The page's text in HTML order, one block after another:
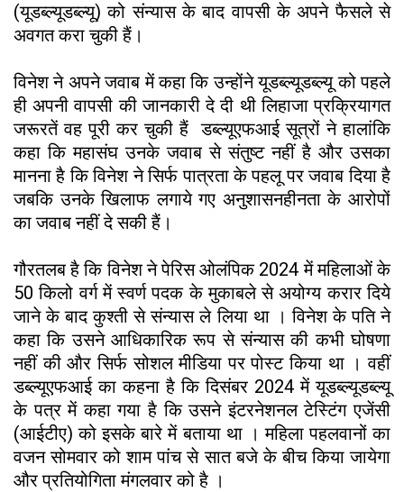
(यूडब्ल्यूडब्ल्यू) को संन्यास के बाद वापसी के अपने फैसले से
अवगत करा चुकी हैं।
विनेश ने अपने जवाब में कहा कि उन्होंने यूडब्ल्यूडब्ल्यू को पहले
ही अपनी वापसी की जानकारी दे दी थी लिहाजा प्रक्रियागत
जरूरतें वह पूरी कर चुकी हैं डब्ल्यूएफआई सूत्रों ने हालांकि
कहा कि महासंघ उनके जवाब से संतुष्ट नहीं है और उसका
मानना है कि विनेश ने सिर्फ पात्रता के पहलू पर जवाब दिया है
जबकि उनके खिलाफ लगाये गए अनुशासनहीनता के आरोपों
का जवाब नहीं दे सकी हैं।
गौरतलब है कि विनेश ने पेरिस ओलंपिक 2024 में महिलाओं के
50 किलो वर्ग में स्वर्ण पदक के मुकाबले से अयोग्य करार दिये
जाने के बाद कुश्ती से संन्यास ले लिया था । विनेश के पति ने
कहा कि उसने आधिकारिक रूप से संन्यास की कभी घोषणा
नहीं की और सिर्फ सोशल मीडिया पर पोस्ट किया था । वहीं
डब्ल्यूएफआई का कहना है कि दिसंबर 2024 में यूडब्ल्यूडब्ल्यू
के पत्र में कहा गया है कि उसने इंटरनेशनल टेस्टिंग एजेंसी
(आईटीए) को इसके बारे में बताया था । महिला पहलवानों का
वजन सोमवार को शाम पांच से सात बजे के बीच किया जायेगा
और प्रतियोगिता मंगलवार को है ।